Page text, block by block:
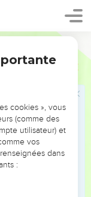
qu’il mange
la coupe sans
il attire
vous sont
nous-mêmes,
de Dieu.
le monde.
cookies », vous
(comme des
utilisateur) et
vos
dans
: